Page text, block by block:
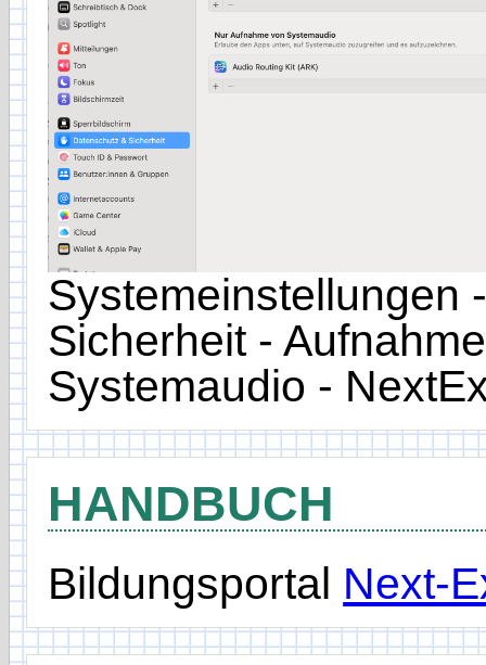
Systemeinstellungen
Sicherheit -
Systemaudio -
HANDBUCH
Bildungsportal Next-